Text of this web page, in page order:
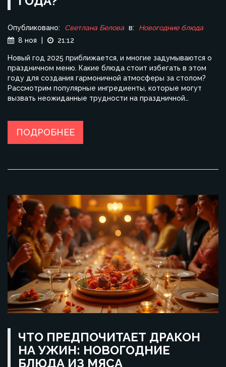
Опубликовано: Светлана Белова в:
Новогодние блюда
8 ноя
21:12
Новый год 2025 приближается, и многие задумываются о
праздничном меню. Какие блюда стоит избегать в этом
году для создания гармоничной атмосферы за столом?
Рассмотрим популярные ингредиенты, которые могут
вызвать неожиданные трудности на праздничной
настоящему удачным.
ПОДРОБНЕЕ
ЧТО ПРЕДПОЧИТАЕТ ДРАКОН
НА УЖИН: НОВОГОДНИЕ
БЛЮДА ИЗ МЯСА